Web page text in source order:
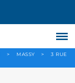
> MASSY >
3 RUE